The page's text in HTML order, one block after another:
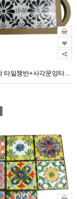
MDF직사각 타일쟁반+사각문양타일 (약28.7×13cm)